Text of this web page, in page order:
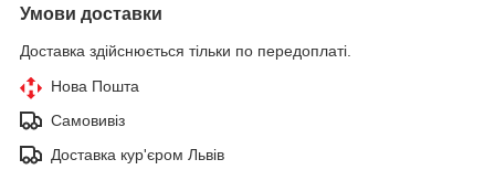
Умови доставки
Доставка здійснюється тільки по передоплаті.
Нова Пошта
Самовивіз
Доставка кур'єром Львів